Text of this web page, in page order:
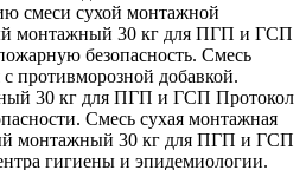
смеси сухой монтажной
безопасность. Смесь
противморозной добавкой.
Протокол
Смесь сухая монтажная
гигиены и эпидемиологии.